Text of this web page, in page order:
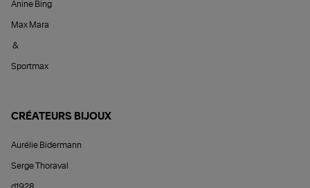
Anine Bing
Max Mara
&
Sportmax
CRÉATEURS BIJOUX
Aurélie Bidermann
Serge Thoraval